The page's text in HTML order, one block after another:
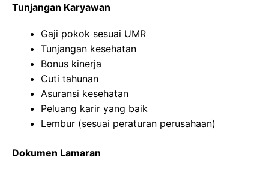
Tunjangan Karyawan
Gaji pokok sesuai UMR
Tunjangan kesehatan
Bonus kinerja
Cuti tahunan
Asuransi kesehatan
Peluang karir yang baik
Lembur (sesuai peraturan perusahaan)
Dokumen Lamaran